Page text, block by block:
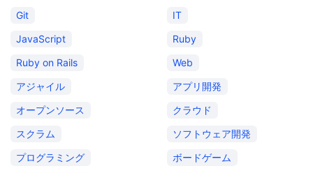
Git
IT
JavaScript
Ruby
Ruby on Rails
Web
アジャイル
アプリ開発
オープンソース
クラウド
スクラム
ソフトウェア開発
プログラミング
ボードゲーム